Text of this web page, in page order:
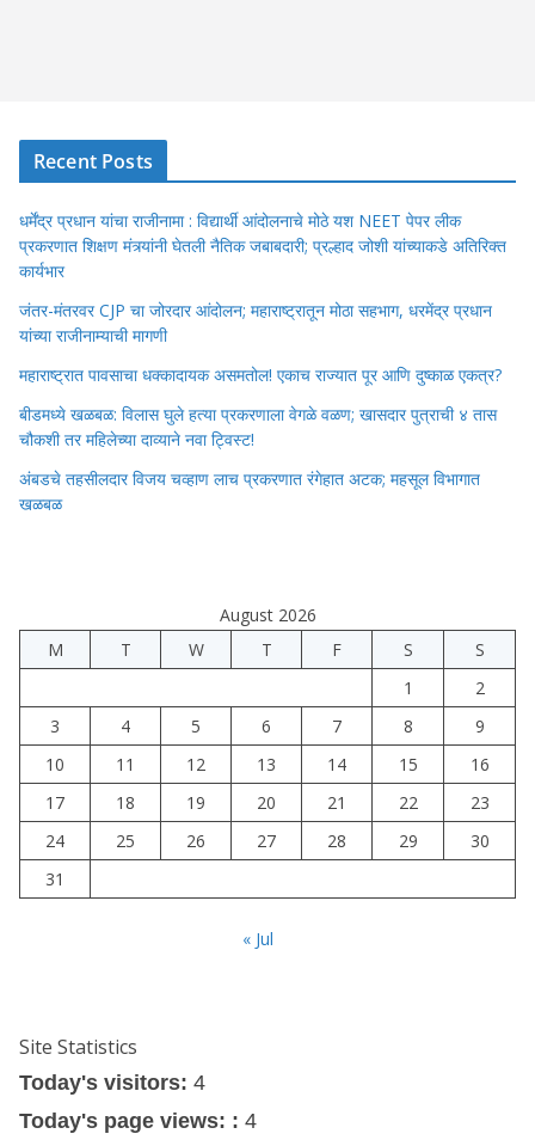
Recent Posts
धर्मेंद्र प्रधान यांचा राजीनामा : विद्यार्थी आंदोलनाचे मोठे यश NEET पेपर लीक
प्रकरणात शिक्षण मंत्र्यांनी घेतली नैतिक जबाबदारी; प्रल्हाद जोशी यांच्याकडे अतिरिक्त
कार्यभार
जंतर-मंतरवर CJP चा जोरदार आंदोलन; महाराष्ट्रातून मोठा सहभाग, धरमेंद्र प्रधान
यांच्या राजीनाम्याची मागणी
महाराष्ट्रात पावसाचा धक्कादायक असमतोल! एकाच राज्यात पूर आणि दुष्काळ एकत्र?
बीडमध्ये खळबळ: विलास घुले हत्या प्रकरणाला वेगळे वळण; खासदार पुत्राची ४ तास
चौकशी तर महिलेच्या दाव्याने नवा ट्विस्ट!
अंबडचे तहसीलदार विजय चव्हाण लाच प्रकरणात रंगेहात अटक; महसूल विभागात
खळबळ
August 2026
M
T W T F S
S
1
2
3
4 5 6 7 8
9
10
11 12 13 14 15
16
17
18 19 20 21 22
23
24
25 26 27 28 29
30
31
« Jul
Site Statistics
Today's visitors: 4
Today's page views: : 4